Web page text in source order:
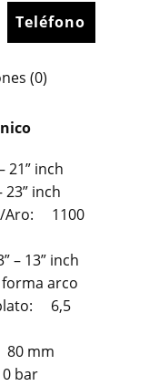
Teléfono
(0)
inch
inch
Aro: 1100
– 13” inch
arco
6,5
mm
bar